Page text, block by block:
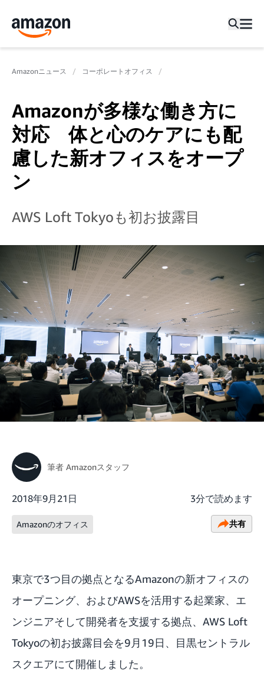
Amazonニュース コーポレートオフィス
Amazonが多様な働き方に
対応 体と心のケアにも配
慮した新オフィスをオープ
ン
AWS Loft Tokyoも初お披露目
筆者 Amazonスタッフ
2018年9月21日 3分で読めます
Amazonのオフィス 共有
東京で3つ目の拠点となるAmazonの新オフィスの
オープニング、およびAWSを活用する起業家、エ
ンジニアそして開発者を支援する拠点、AWS Loft
Tokyoの初お披露目会を9月19日、目黒セントラル
スクエアにて開催しました。